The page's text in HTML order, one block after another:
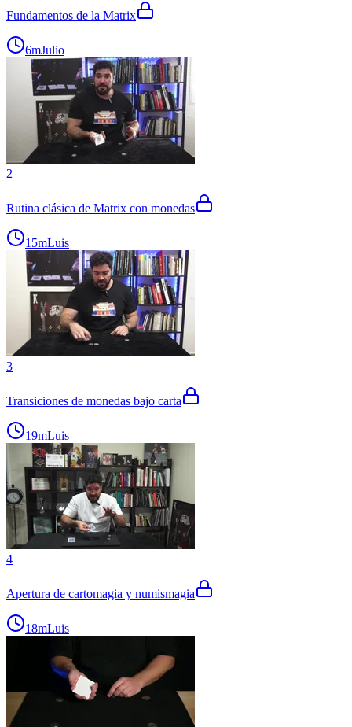
Fundamentos de la Matrix
6mJulio
2
Rutina clásica de Matrix con monedas
15mLuis
3
Transiciones de monedas bajo carta
19mLuis
4
Apertura de cartomagia y numismagia
18mLuis